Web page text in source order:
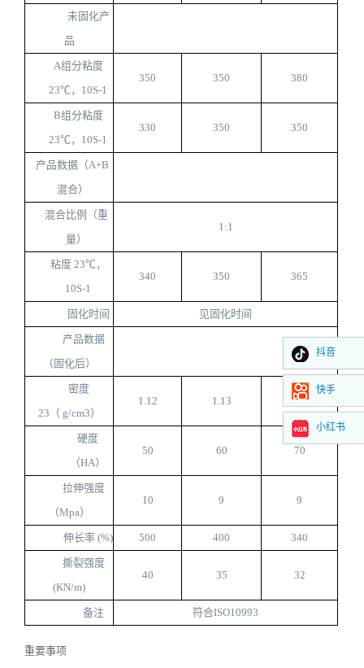
未固化产
品
A组分粘度
23℃， 10S-1
350 350 380
B组分粘度
23℃， 10S-1
330 350 350
产品数据（A+B
混合）
混合比例（重
量）
1:1
粘度23℃，
10S-1
340 350 365
固化时间 见固化时间
产品数据
（固化后）
密度
23 （ g/cm3）
1.12 1.13 1.14
硬度
（HA）
50 60 70
拉伸强度
（Mpa）
10 9 9
伸长率(%) 500 400 340
撕裂强度
(KN/m)
40 35 32
备注 符合ISO10993
重要事项
抖音
快手
小红书